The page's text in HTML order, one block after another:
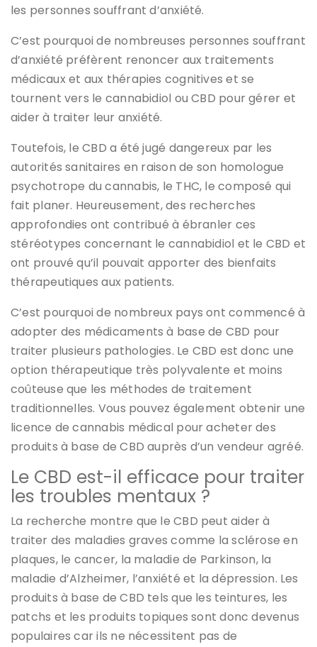
les personnes souffrant d’anxiété.
C’est pourquoi de nombreuses personnes souffrant
d’anxiété préfèrent renoncer aux traitements
médicaux et aux thérapies cognitives et se
tournent vers le cannabidiol ou CBD pour gérer et
aider à traiter leur anxiété.
Toutefois, le CBD a été jugé dangereux par les
autorités sanitaires en raison de son homologue
psychotrope du cannabis, le THC, le composé qui
fait planer. Heureusement, des recherches
approfondies ont contribué à ébranler ces
stéréotypes concernant le cannabidiol et le CBD et
ont prouvé qu’il pouvait apporter des bienfaits
thérapeutiques aux patients.
C’est pourquoi de nombreux pays ont commencé à
adopter des médicaments à base de CBD pour
traiter plusieurs pathologies. Le CBD est donc une
option thérapeutique très polyvalente et moins
coûteuse que les méthodes de traitement
traditionnelles. Vous pouvez également obtenir une
licence de cannabis médical pour acheter des
produits à base de CBD auprès d’un vendeur agréé.
Le CBD est-il efficace pour traiter
les troubles mentaux ?
La recherche montre que le CBD peut aider à
traiter des maladies graves comme la sclérose en
plaques, le cancer, la maladie de Parkinson, la
maladie d’Alzheimer, l’anxiété et la dépression. Les
produits à base de CBD tels que les teintures, les
patchs et les produits topiques sont donc devenus
populaires car ils ne nécessitent pas de